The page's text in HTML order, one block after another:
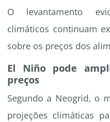
O levantamento
climáticos continuam
sobre os preços dos
El Niño pode
preços
Segundo a Neogrid, o
projeções climáticas